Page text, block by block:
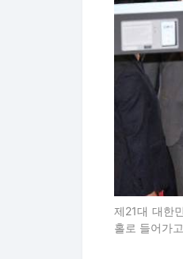
제21대 대한
홀로 들어가